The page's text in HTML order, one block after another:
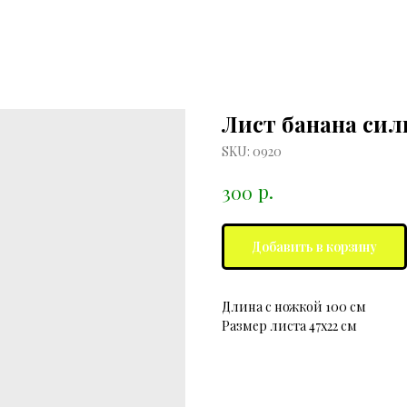
Лист банана
SKU: 0920
300 р.
Добавить в корзину
Длина с ножкой 100 см
Размер листа 47х22 см